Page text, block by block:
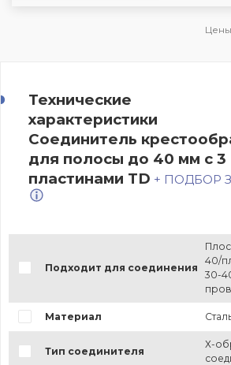
Технические
характеристики
Соединитель
для полосы до 40 мм с 3
пластинами TD + ПОДБОР
Подходит для соединения
40/
30-
Материал
Тип соединителя
Х-